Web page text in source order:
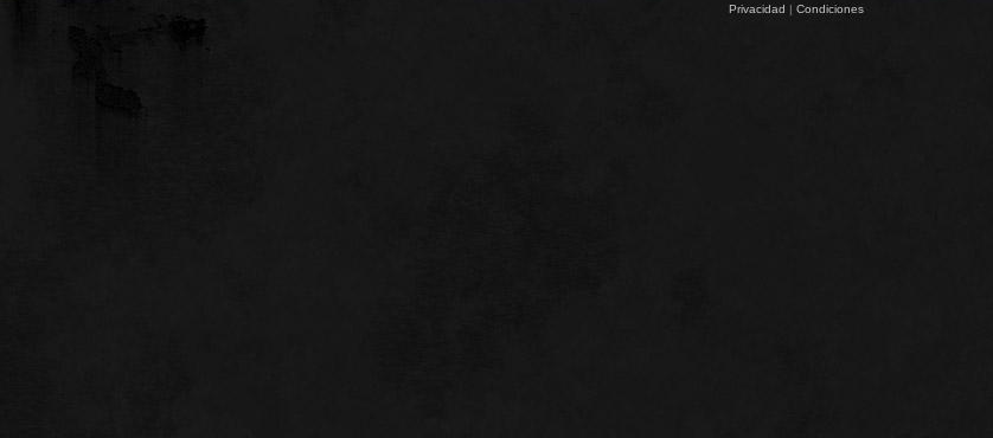
Privacidad | Condiciones